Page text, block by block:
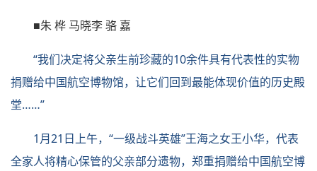
■朱 桦 马晓李 骆 嘉
“我们决定将父亲生前珍藏的10余件具有代表性的实物
捐赠给中国航空博物馆，让它们回到最能体现价值的历史殿
堂……”
1月21日上午，“一级战斗英雄”王海之女王小华，代表
全家人将精心保管的父亲部分遗物，郑重捐赠给中国航空博